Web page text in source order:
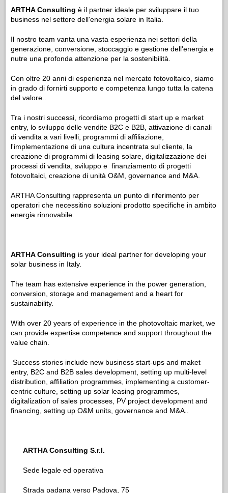
ARTHA Consulting è il partner ideale per sviluppare il tuo
business nel settore dell'energia solare in Italia.
Il nostro team vanta una vasta esperienza nei settori della
generazione, conversione, stoccaggio e gestione dell'energia e
nutre una profonda attenzione per la sostenibilità.
Con oltre 20 anni di esperienza nel mercato fotovoltaico, siamo
in grado di fornirti supporto e competenza lungo tutta la catena
del valore..
Tra i nostri successi, ricordiamo progetti di start up e market
entry, lo sviluppo delle vendite B2C e B2B, attivazione di canali
di vendita a vari livelli, programmi di affiliazione,
l'implementazione di una cultura incentrata sul cliente, la
creazione di programmi di leasing solare, digitalizzazione dei
processi di vendita, sviluppo e finanziamento di progetti
fotovoltaici, creazione di unità O&M, governance and M&A.
ARTHA Consulting rappresenta un punto di riferimento per
operatori che necessitino soluzioni prodotto specifiche in ambito
energia rinnovabile.
ARTHA Consulting is your ideal partner for developing your
solar business in Italy.
The team has extensive experience in the power generation,
conversion, storage and management and a heart for
sustainability.
With over 20 years of experience in the photovoltaic market, we
can provide expertise competence and support throughout the
value chain.
Success stories include new business start-ups and maket
entry, B2C and B2B sales development, setting up multi-level
distribution, affiliation programmes, implementing a customer-
centric culture, setting up solar leasing programmes,
digitalization of sales processes, PV project development and
financing, setting up O&M units, governance and M&A..
ARTHA Consulting S.r.l.
Sede legale ed operativa
Strada padana verso Padova, 75